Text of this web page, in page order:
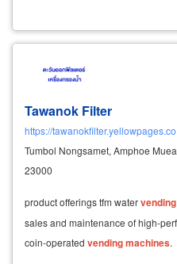
Tawanok Filter
https://
Tumbol Nongsamet, Amphoe
23000
product offerings tfm watervending
sales and maintenance of high-
coin-operated vendingmachines.